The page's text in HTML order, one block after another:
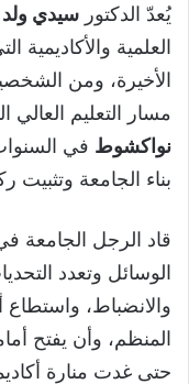
يُعدّ الدكتور سيدي ولد
العلمية والأكاديمية
الأخيرة، ومن
مسار التعليم
نواكشوط في
بناء الجامعة وتثبيت
قاد الرجل الجامعة
الوسائل وتعدد
والانضباط،
المنظم، وأن يفتح
حتى غدت منارة